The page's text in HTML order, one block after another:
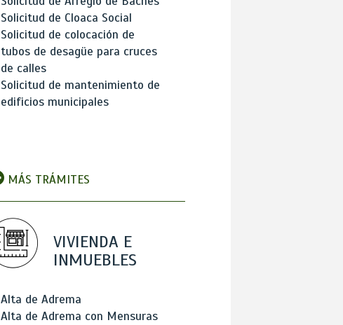
Solicitud de Cloaca Social
Solicitud de colocación de
tubos de desagüe para cruces
de calles
Solicitud de mantenimiento de
edificios municipales
MÁS TRÁMITES
VIVIENDA E
INMUEBLES
Alta de Adrema
Alta de Adrema con Mensuras